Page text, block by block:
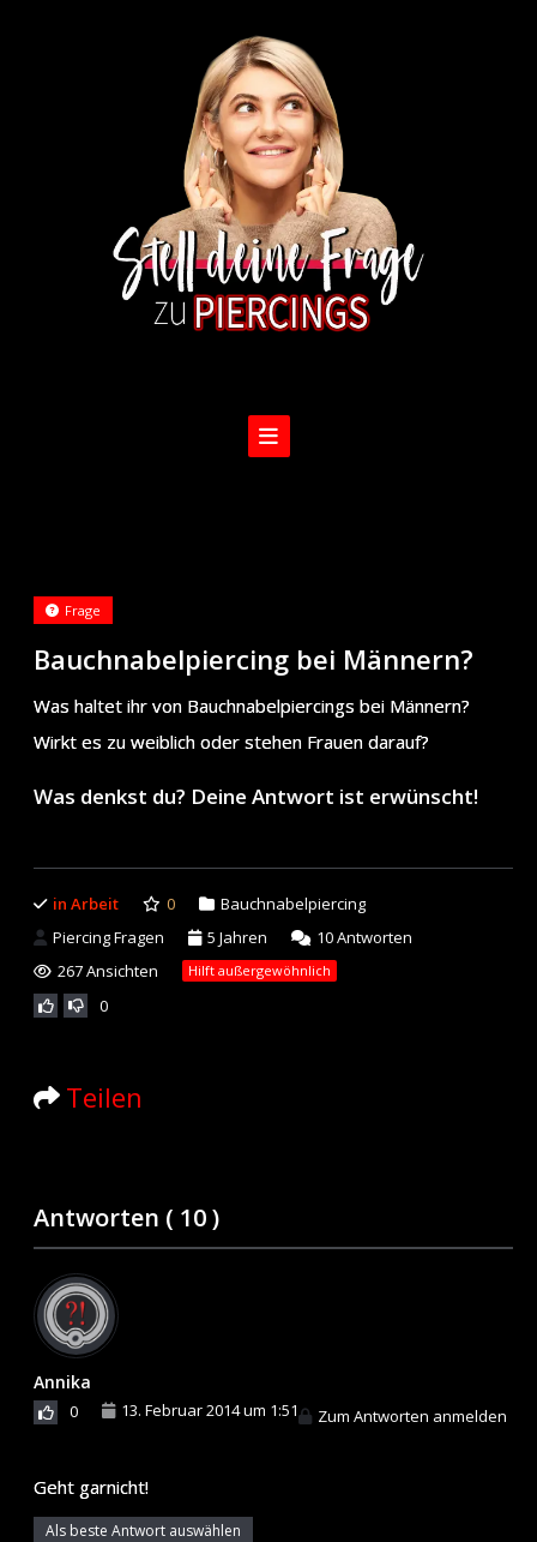
Bauchnabelpiercing bei Männern?
Frage
Was haltet ihr von Bauchnabelpiercings bei Männern?
Wirkt es zu weiblich oder stehen Frauen darauf?
Was denkst du? Deine Antwort ist erwünscht!
in Arbeit 0
Bauchnabelpiercing
Piercing Fragen
5 Jahren 10Antworten
267 Ansichten
Hilft außergewöhnlich
0
Teilen
Antworten ( 10)
Annika
0 13. Februar 2014 um 1:51 Zum Antworten anmelden
Geht garnicht!
Als beste Antwort auswählen